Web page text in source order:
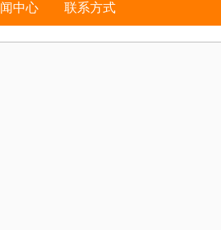
中心 联系方式